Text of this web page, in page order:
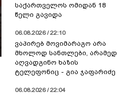
საქართველოს ომიდან 18
წელი გავიდა
06.08.2026 / 22:10
ვაპირებ მოვიმარაგო არა
მხოლოდ სანთლები, არამედ
აღვადგინო ხაზის
ტელეფონიც - გია ჯაფარიძე
06.08.2026 / 22:04